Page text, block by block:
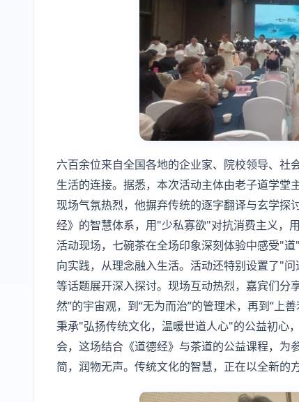
六百余位来自全国各地的企业家、院校领导、
生活的连接。据悉，本次活动主体由老子道学堂
现场气氛热烈，他摒弃传统的逐字翻译与玄学探
经》的智慧体系，用"少私寡欲"对抗消费主义，
活动现场，七碗茶在全场印象深刻体验中感受"
向实践，从理念融入生活。活动还特别设置了"
等话题展开深入探讨。现场互动热烈，嘉宾们分
然”的宇宙观，到“无为而治”的管理术，再到“上
秉承"弘扬传统文化，温暖世道人心"的公益初心
会，这场结合《道德经》与茶道的公益课程，
简，润物无声。传统文化的智慧，正在以全新的